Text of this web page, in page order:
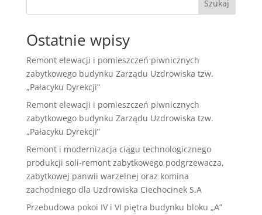
Szukaj
Ostatnie wpisy
Remont elewacji i pomieszczeń piwnicznych
zabytkowego budynku Zarządu Uzdrowiska tzw.
„Pałacyku Dyrekcji”
Remont elewacji i pomieszczeń piwnicznych
zabytkowego budynku Zarządu Uzdrowiska tzw.
„Pałacyku Dyrekcji”
Remont i modernizacja ciągu technologicznego
produkcji soli-remont zabytkowego podgrzewacza,
zabytkowej panwii warzelnej oraz komina
zachodniego dla Uzdrowiska Ciechocinek S.A
Przebudowa pokoi IV i VI piętra budynku bloku „A”